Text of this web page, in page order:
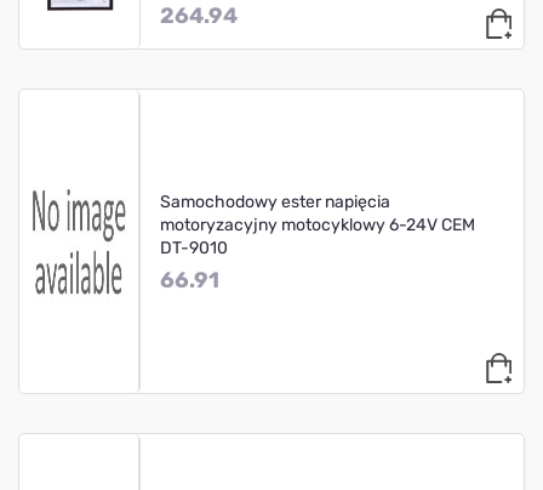
264.94
Samochodowy ester napięcia
motoryzacyjny motocyklowy 6-24V CEM
DT-9010
66.91